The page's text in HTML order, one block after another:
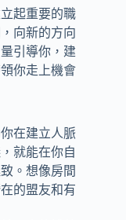
起重要的職
向新的方向
引導你，建
你走上機會
在建立人脈
就能在你自
。想像房間
的盟友和有